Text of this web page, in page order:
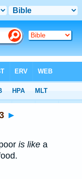
►
is like a